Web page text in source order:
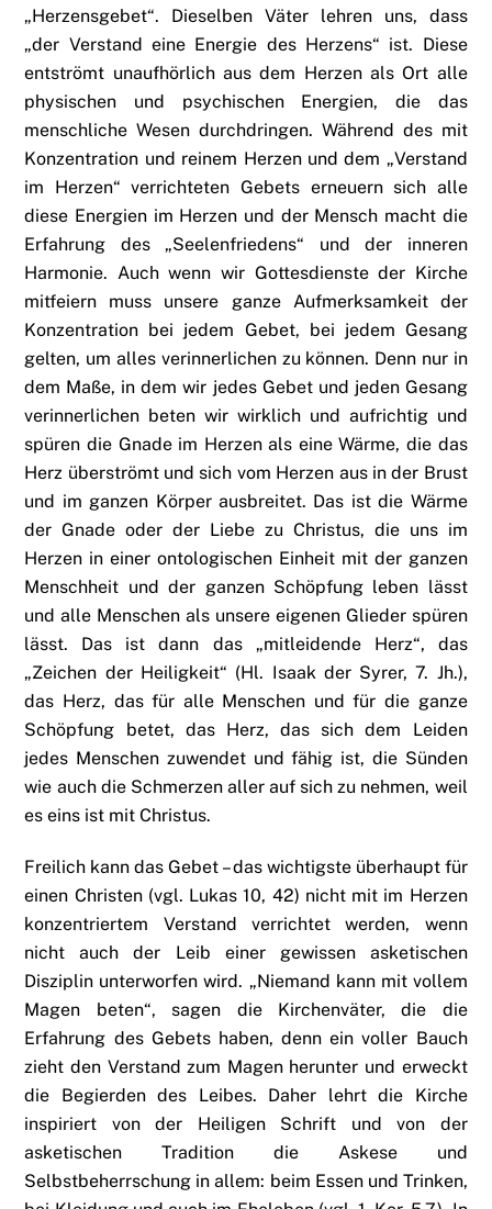
„Herzensgebet“. Dieselben Väter lehren uns, dass
„der Verstand eine Energie des Herzens“ ist. Diese
entströmt unaufhörlich aus dem Herzen als Ort alle
physischen und psychischen Energien, die das
menschliche Wesen durchdringen. Während des mit
Konzentration und reinem Herzen und dem „Verstand
im Herzen“ verrichteten Gebets erneuern sich alle
diese Energien im Herzen und der Mensch macht die
Erfahrung des „Seelenfriedens“ und der inneren
Harmonie. Auch wenn wir Gottesdienste der Kirche
mitfeiern muss unsere ganze Aufmerksamkeit der
Konzentration bei jedem Gebet, bei jedem Gesang
gelten, um alles verinnerlichen zu können. Denn nur in
dem Maße, in dem wir jedes Gebet und jeden Gesang
verinnerlichen beten wir wirklich und aufrichtig und
spüren die Gnade im Herzen als eine Wärme, die das
Herz überströmt und sich vom Herzen aus in der Brust
und im ganzen Körper ausbreitet. Das ist die Wärme
der Gnade oder der Liebe zu Christus, die uns im
Herzen in einer ontologischen Einheit mit der ganzen
Menschheit und der ganzen Schöpfung leben lässt
und alle Menschen als unsere eigenen Glieder spüren
lässt. Das ist dann das „mitleidende Herz“, das
„Zeichen der Heiligkeit“ (Hl. Isaak der Syrer, 7. Jh.),
das Herz, das für alle Menschen und für die ganze
Schöpfung betet, das Herz, das sich dem Leiden
jedes Menschen zuwendet und fähig ist, die Sünden
wie auch die Schmerzen aller auf sich zu nehmen, weil
es eins ist mit Christus.
Freilich kann das Gebet – das wichtigste überhaupt für
einen Christen (vgl. Lukas 10, 42) nicht mit im Herzen
konzentriertem Verstand verrichtet werden, wenn
nicht auch der Leib einer gewissen asketischen
Disziplin unterworfen wird. „Niemand kann mit vollem
Magen beten“, sagen die Kirchenväter, die die
Erfahrung des Gebets haben, denn ein voller Bauch
zieht den Verstand zum Magen herunter und erweckt
die Begierden des Leibes. Daher lehrt die Kirche
inspiriert von der Heiligen Schrift und von der
asketischen Tradition die Askese und
Selbstbeherrschung in allem: beim Essen und Trinken,